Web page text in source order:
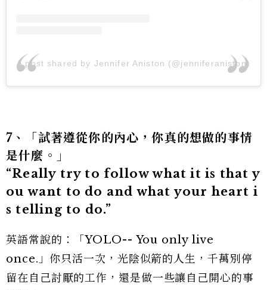
A post shared by Jennifer Aniston (@jenniferaniston)
7、「試著遵從你的內心，你真的想做的事情
是什麼。」
“Really try to follow what it is that y
ou want to do and what your heart i
s telling to do.”
英語常說的：「YOLO-- You only live
once.」你只活一次，光陰似箭的人生，千萬別停
留在自己討厭的工作，還是做一些讓自己開心的事